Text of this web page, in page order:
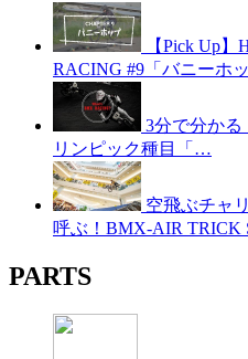
【Pick Up
RACING #9「バニーホ
3分で分かる
リンピック種目「…
空飛ぶチャ
呼ぶ！BMX-AIR TRICK
PARTS